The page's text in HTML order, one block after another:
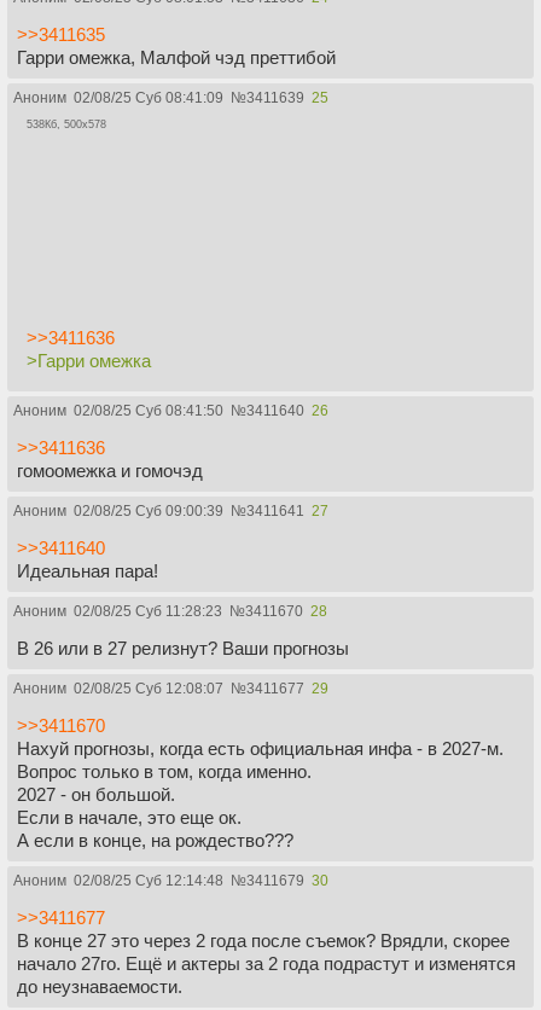
>>3411635
Гарри омежка, Малфой чэд преттибой
Аноним 02/08/25 Суб 08:41:09 №3411639 25
538Кб, 500x578
>>3411636
>Гарри омежка
Аноним 02/08/25 Суб 08:41:50 №3411640 26
>>3411636
гомоомежка и гомочэд
Аноним 02/08/25 Суб 09:00:39 №3411641 27
>>3411640
Идеальная пара!
Аноним 02/08/25 Суб 11:28:23 №3411670 28
В 26 или в 27 релизнут? Ваши прогнозы
Аноним 02/08/25 Суб 12:08:07 №3411677 29
>>3411670
Нахуй прогнозы, когда есть официальная инфа - в 2027-м.
Вопрос только в том, когда именно.
2027 - он большой.
Если в начале, это еще ок.
А если в конце, на рождество???
Аноним 02/08/25 Суб 12:14:48 №3411679 30
>>3411677
В конце 27 это через 2 года после съемок? Врядли, скорее
начало 27го. Ещё и актеры за 2 года подрастут и изменятся
до неузнаваемости.